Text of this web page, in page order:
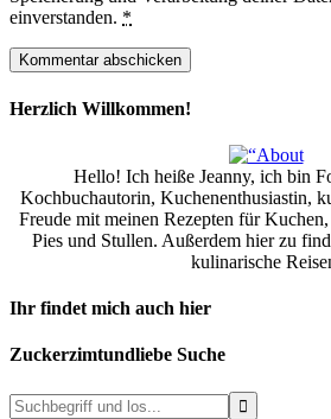
einverstanden. *
Herzlich Willkommen!
Hello! Ich heiße Jeanny, ich bin
Kochbuchautorin, Kuchenenthusiastin,
Freude mit meinen Rezepten für
Pies und Stullen. Außerdem hier zu
kulinarische
Ihr findet mich auch hier
Zuckerzimtundliebe Suche